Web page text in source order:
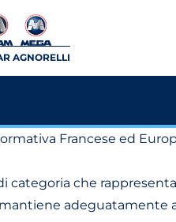
AGNORELLI
Francese ed
di categoria che